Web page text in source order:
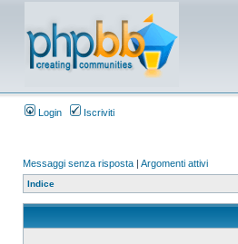
Login Iscriviti
Messaggi senza risposta | Argomenti attivi
Indice